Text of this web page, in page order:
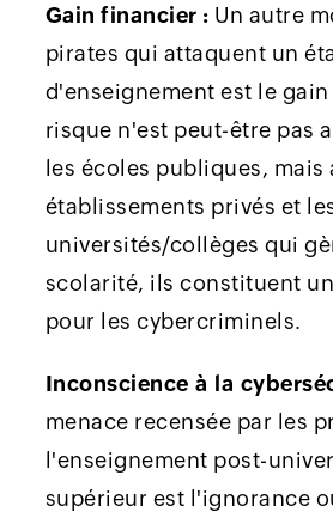
Gain financier : Un autre
pirates qui attaquent un
d'enseignement est le
risque n'est peut-être pas
les écoles publiques, mais
établissements privés et
universités/collèges qui
scolarité, ils constituent
pour les cybercriminels.
Inconscience à la
menace recensée par les
l'enseignement post-
supérieur est l'ignorance